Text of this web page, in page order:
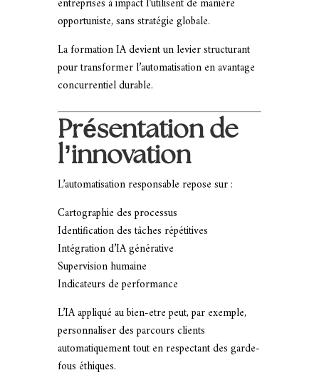
entreprises à impact l’utilisent de manière
opportuniste, sans stratégie globale.
La formation IA devient un levier structurant
pour transformer l’automatisation en avantage
concurrentiel durable.
Présentation de
l’innovation
L’automatisation responsable repose sur :
Cartographie des processus
Identification des tâches répétitives
Intégration d’IA générative
Supervision humaine
Indicateurs de performance
L’IA appliqué au bien-etre peut, par exemple,
personnaliser des parcours clients
automatiquement tout en respectant des garde-
fous éthiques.